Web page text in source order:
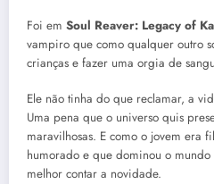
Foi em Soul Reaver: Legacy of
vampiro que como qualquer outro
crianças e fazer uma orgia de
Ele não tinha do que reclamar, a
Uma pena que o universo quis
maravilhosas. E como o jovem era
humorado e que dominou o
melhor contar a novidade.